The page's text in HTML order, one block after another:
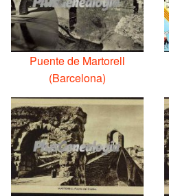
Puente de Martorell
(Barcelona)